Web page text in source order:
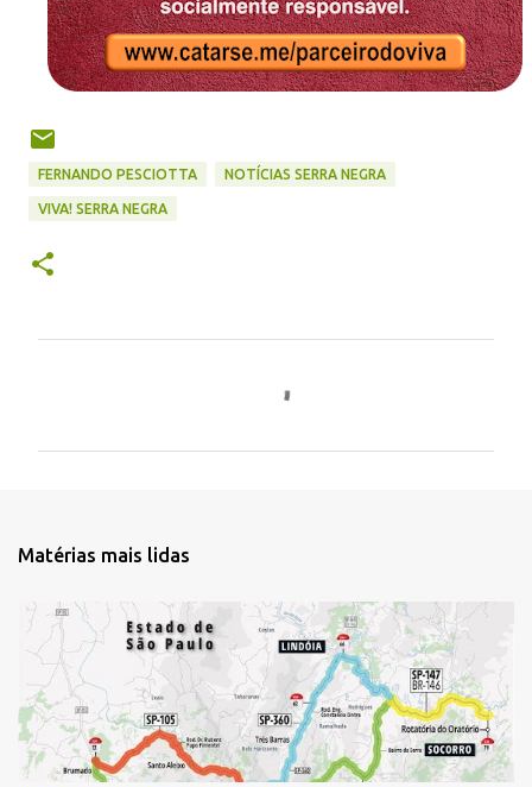
FERNANDO PESCIOTTA NOTÍCIAS SERRA NEGRA
VIVA! SERRA NEGRA
t
i
s
Matérias mais lidas